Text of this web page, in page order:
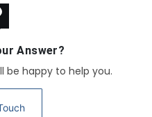
Answer?
be happy to help you.